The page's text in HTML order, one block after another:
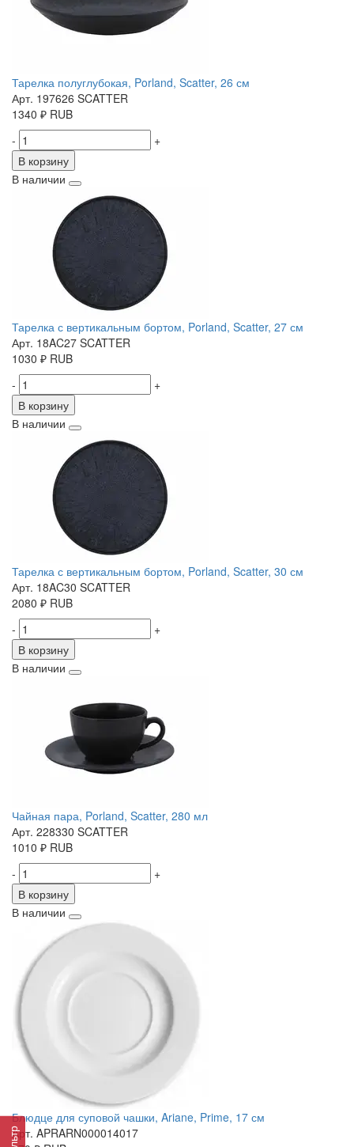
Тарелка полуглубокая, Porland, Scatter, 26 см
Арт. 197626 SCATTER
1340 ₽ RUB
-
+
В корзину
В наличии
Тарелка с вертикальным бортом, Porland, Scatter, 27 см
Арт. 18AC27 SCATTER
1030 ₽ RUB
-
+
В корзину
В наличии
Тарелка с вертикальным бортом, Porland, Scatter, 30 см
Арт. 18AC30 SCATTER
2080 ₽ RUB
-
+
В корзину
В наличии
Чайная пара, Porland, Scatter, 280 мл
Арт. 228330 SCATTER
1010 ₽ RUB
-
+
В корзину
В наличии
Блюдце для суповой чашки, Ariane, Prime, 17 см
Арт. APRARN000014017